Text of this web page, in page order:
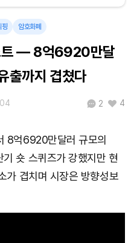
₩
핑 암호화폐
트 — 8억6920만달
출까지 겹쳤다
2 4
8억6920만달러 규모의
숏 스퀴즈가 강했지만 현
가 겹치며 시장은 방향성보